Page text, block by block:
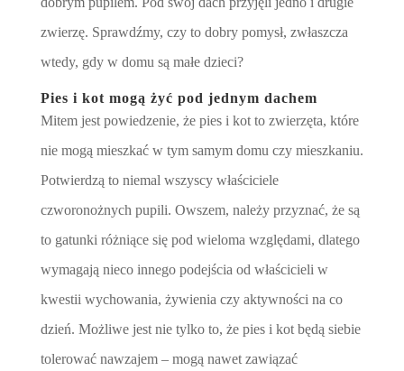
zwierzę. Sprawdźmy, czy to dobry pomysł, zwłaszcza
wtedy, gdy w domu są małe dzieci?
Pies i kot mogą żyć pod jednym dachem
Mitem jest powiedzenie, że pies i kot to zwierzęta, które
nie mogą mieszkać w tym samym domu czy mieszkaniu.
Potwierdzą to niemal wszyscy właściciele
czworonożnych pupili. Owszem, należy przyznać, że są
to gatunki różniące się pod wieloma względami, dlatego
wymagają nieco innego podejścia od właścicieli w
kwestii wychowania, żywienia czy aktywności na co
dzień. Możliwe jest nie tylko to, że pies i kot będą siebie
tolerować nawzajem – mogą nawet zawiązać